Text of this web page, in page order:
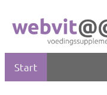
Start